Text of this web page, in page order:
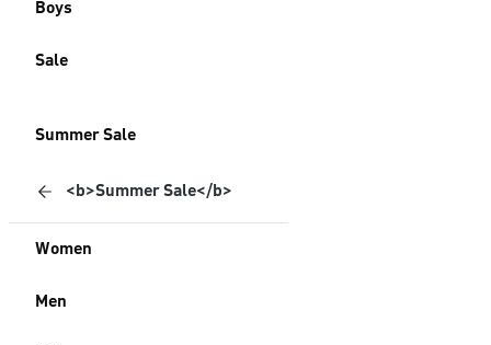
Boys
Sale
Summer Sale
<b>Summer Sale</b>
Women
Men